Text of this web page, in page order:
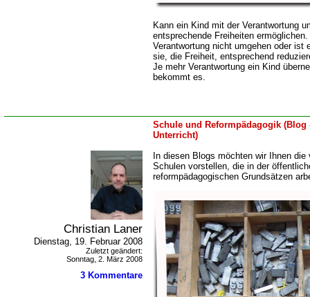
Kann ein Kind mit der Verantwortung
entsprechende Freiheiten
Verantwortung nicht umgehen oder ist
sie, die Freiheit, entsprechend
Je mehr Verantwortung ein Kind
bekommt es.
Schule und Reformpädagogik (Blog
Unterricht)
Christian Laner
Dienstag, 19. Februar 2008
Zuletzt geändert:
Sonntag, 2. März 2008
3 Kommentare
In diesen Blogs möchten wir Ihnen
Schulen vorstellen, die in der
reformpädagogischen Grundsätzen